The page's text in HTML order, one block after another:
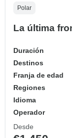
Polar
La última
Duración
Destinos
Franja de edad
Regiones
Idioma
Operador
Desde